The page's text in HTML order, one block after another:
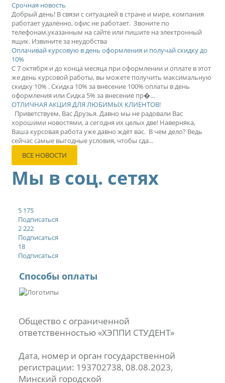
Срочная новость
Добрый день! В связи с ситуацией в стране и мире, компания
работает удалённо, офис не работает. Звоните по
телефонам,указанным на сайте или пишите на электронный
ящик. Извините за неудобства
Оплачивай курсовую в день оформления и получай скидку до
10%
С 7 октября и до конца месяца при оформлении и оплате в этот
же день курсовой работы, вы можете получить максимальную
скидку 10% . Скидка 10% за внесение 100% оплаты в день
оформления или Сидка 5% за внесение пр�...
ОТЛИЧНАЯ АКЦИЯ ДЛЯ ЛЮБИМЫХ КЛИЕНТОВ!
Приветствуем, Вас Друзья. Давно мы не радовали Вас
хорошими новостями, а сегодня их целых две! Наверняка,
Ваша курсовая работа уже давно ждёт вас. В чем дело? Ведь
сейчас самые выгодные условия, чтобы сда...
ВСЕ НОВОСТИ
Мы в соц. сетях
5 175
Подписаться
2 222
Подписаться
18
Подписаться
Способы оплаты
Общество с ограниченной
ответственностью «ХЭППИ СТУДЕНТ»
Дата, номер и орган государственной
регистрации: 193702738, 08.08.2023,
Минский городской